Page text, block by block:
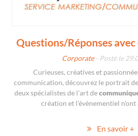
Questions/Réponses
Corporate- Posté le
Curieuses, créatives et
communication, découvrez le portrait de
deux spécialistes de l'art de
création et l'évènementiel n'ont
En savoir +